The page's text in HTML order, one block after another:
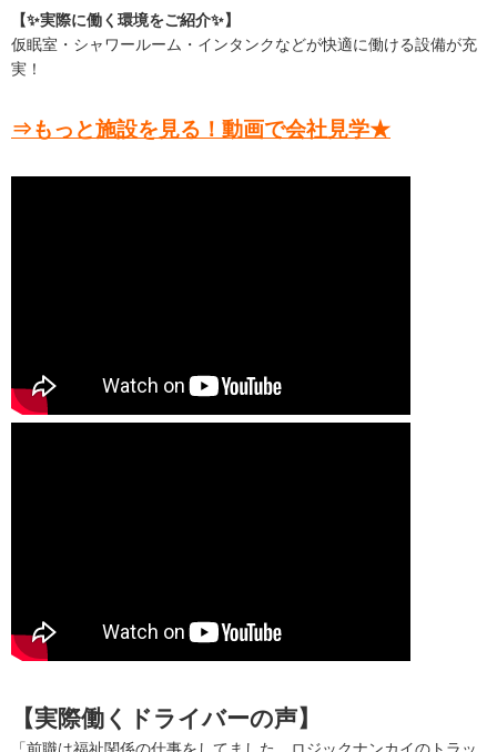
【✨実際に働く環境をご紹介✨】
仮眠室・シャワールーム・インタンクなどが快適に働ける設備が充
実！
⇒もっと施設を見る！動画で会社見学★
【実際働くドライバーの声】